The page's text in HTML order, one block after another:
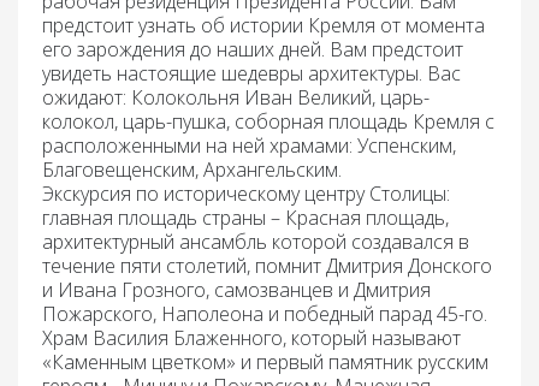
предстоит узнать об истории Кремля от момента
его зарождения до наших дней. Вам предстоит
увидеть настоящие шедевры архитектуры. Вас
ожидают: Колокольня Иван Великий, царь-
колокол, царь-пушка, соборная площадь Кремля с
расположенными на ней храмами: Успенским,
Благовещенским, Архангельским.
Экскурсия по историческомуцентруСтолицы:
главная площадь страны – Красная площадь,
архитектурный ансамбль которой создавался в
течение пяти столетий, помнит Дмитрия Донского
и Ивана Грозного, самозванцев и Дмитрия
Пожарского, Наполеона и победный парад 45-го.
Храм Василия Блаженного, который называют
«Каменным цветком» и первый памятник русским